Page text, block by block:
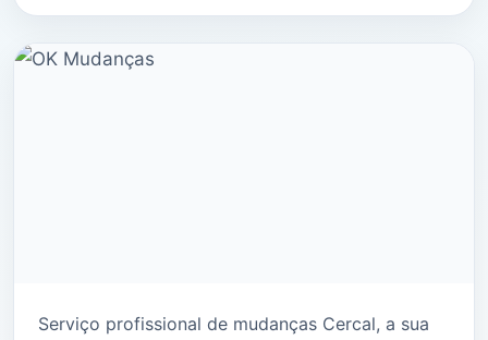
Serviço profissional de mudanças Cercal, a sua